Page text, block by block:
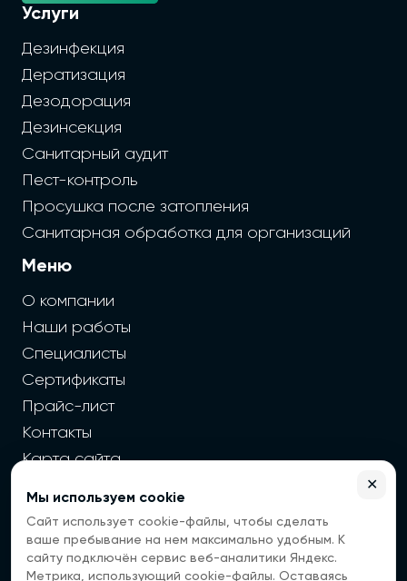
Услуги
Дезинфекция
Дератизация
Дезодорация
Дезинсекция
Санитарный аудит
Пест-контроль
Просушка после затопления
Санитарная обработка для организаций
Меню
О компании
Наши работы
Специалисты
Сертификаты
Прайс-лист
Контакты
Карта сайта
2026 г. Cайт санэпидемстанции — Все права защищены
Все цены на сайте носят информационный
характер, окончательная цена зависит от многих
факторов. Информация с сайта не является
Мы используем cookie
Сайт использует cookie-файлы, чтобы сделать
ваше пребывание на нем максимально удобным. К
сайту подключён сервис веб-аналитики Яндекс.
Метрика, использующий cookie-файлы. Оставаясь
✕